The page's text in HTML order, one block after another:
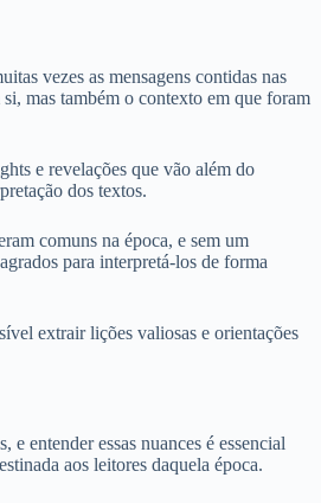
vezes as mensagens contidas nas
mas também o contexto em que foram
e revelações que vão além do
dos textos.
comuns na época, e sem um
para interpretá-los de forma
extrair lições valiosas e orientações
entender essas nuances é essencial
aos leitores daquela época.